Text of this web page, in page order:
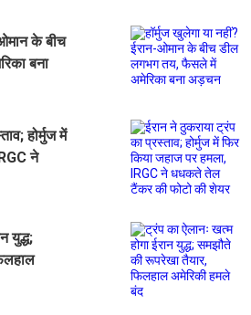
के बीच
बना
होर्मुज में
ने
युद्ध;